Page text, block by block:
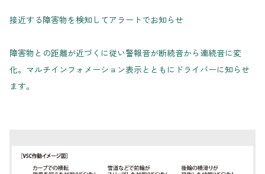
接近する障害物を検知してアラートでお知らせ
障害物との距離が近づくに従い警報音が断続音から連続音に変
化。マルチインフォメーション表示とともにドライバーに知らせ
ます。